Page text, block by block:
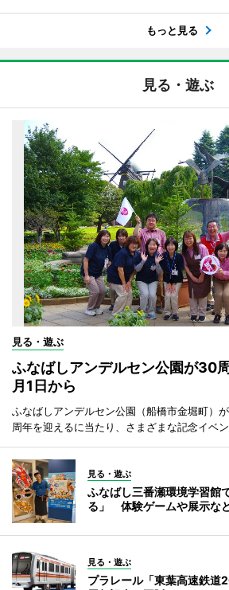
もっと見る
見る・遊ぶ
見る・遊ぶ
ふなばしアンデルセン公園が
月1日から
ふなばしアンデルセン公園（船橋市金堀町）
周年を迎えるに当たり、さまざまな記念イベン
見る・遊ぶ
ふなばし三番瀬環境学習館
る」 体験ゲームや展示な
見る・遊ぶ
プラレール「東葉高速鉄